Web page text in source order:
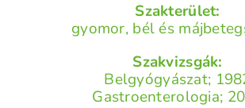
Szakterület:
gyomor, bél és
Szakvizsgák:
Belgyógyászat;
Gastroenterologia;